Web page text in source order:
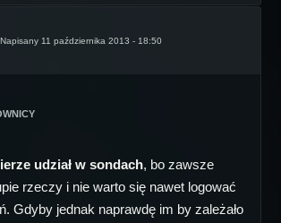
Napisany 11 października 2013 - 18:50
udział w sondach, bo zawsze
rzeczy i nie warto się nawet logować
Gdyby jednak naprawdę im by zależało